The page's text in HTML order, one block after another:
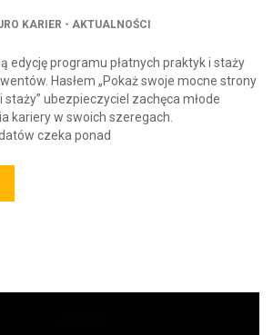
KARIER - AKTUALNOŚCI
edycję programu płatnych praktyk i staży
Hasłem „Pokaż swoje mocne strony
ubezpieczyciel zachęca młode
kariery w swoich szeregach.
czeka ponad